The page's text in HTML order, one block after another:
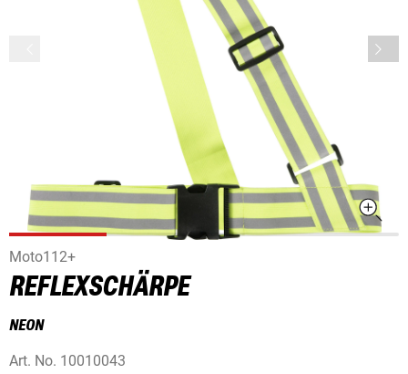
Moto112+
REFLEXSCHÄRPE
NEON
Art. No. 10010043